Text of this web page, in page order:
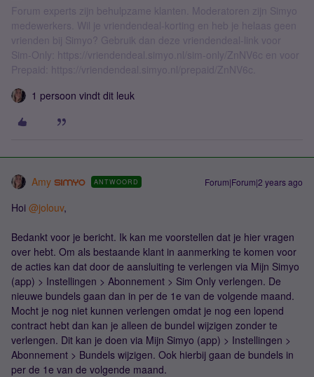
Forum experts zijn behulpzame klanten. Moderatoren zijn Simyo
medewerkers. Wil je vriendendeal-korting en heb je helaas geen
vrienden bij Simyo? Gebruik dan deze vriendendeal-link voor
Sim-Only: https://vriendendeal.simyo.nl/sim-only/ZnNV6c en voor
Prepaid: https://vriendendeal.simyo.nl/prepaid/ZnNV6c.
1 persoon vindt dit leuk
Amy ANTWOORD Forum|Forum|2 years ago
Hoi @jolouv,
Bedankt voor je bericht. Ik kan me voorstellen dat je hier vragen
over hebt. Om als bestaande klant in aanmerking te komen voor
de acties kan dat door de aansluiting te verlengen via Mijn Simyo
(app) > Instellingen > Abonnement > Sim Only verlengen. De
nieuwe bundels gaan dan in per de 1e van de volgende maand.
Mocht je nog niet kunnen verlengen omdat je nog een lopend
contract hebt dan kan je alleen de bundel wijzigen zonder te
verlengen. Dit kan je doen via Mijn Simyo (app) > Instellingen >
Abonnement > Bundels wijzigen. Ook hierbij gaan de bundels in
per de 1e van de volgende maand.